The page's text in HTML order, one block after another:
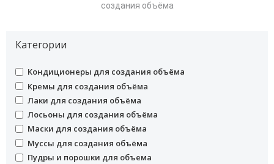
Бальзамы и кондиционеры
Воски, пасты, глина, помады для волос
Гели для волос
Гидро-бустеры
Декапаж (смывка цвета)
Жидкие кристаллы, флюиды, праймеры
Красители для волос
Краски для бровей и ресниц
создания объёма
Категории
undefined
Кондиционеры для создания объёма
undefined
Кремы для создания объёма
undefined
Лаки для создания объёма
undefined
Лосьоны для создания объёма
undefined
Маски для создания объёма
undefined
Муссы для создания объёма
undefined
Пудры и порошки для объема